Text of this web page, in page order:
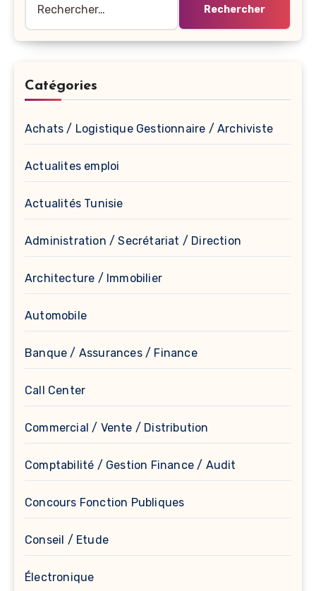
Catégories
Achats / Logistique Gestionnaire / Archiviste
Actualites emploi
Actualités Tunisie
Administration / Secrétariat / Direction
Architecture / Immobilier
Automobile
Banque / Assurances / Finance
Call Center
Commercial / Vente / Distribution
Comptabilité / Gestion Finance / Audit
Concours Fonction Publiques
Conseil / Etude
Électronique